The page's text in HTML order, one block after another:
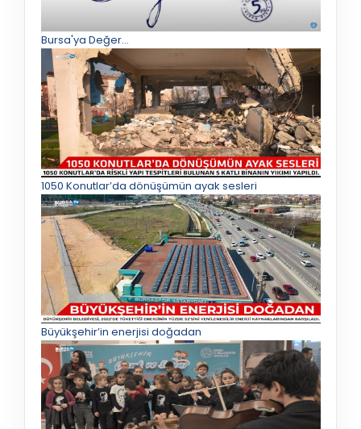
Bursa'ya Değer...
1050 Konutlar’da dönüşümün ayak sesleri
Büyükşehir’in enerjisi doğadan